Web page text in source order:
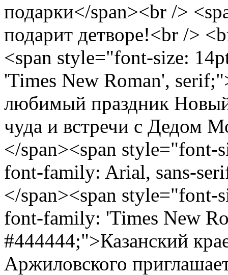
подарки</span><br />
подарит детворе!<br />
<span style="font-size:
'Times New Roman',
любимый праздник
чуда и встречи с Дедом
</span><span
font-family: Arial, sans-
</span><span
font-family: 'Times New
#444444;">Казанский
Аржиловского